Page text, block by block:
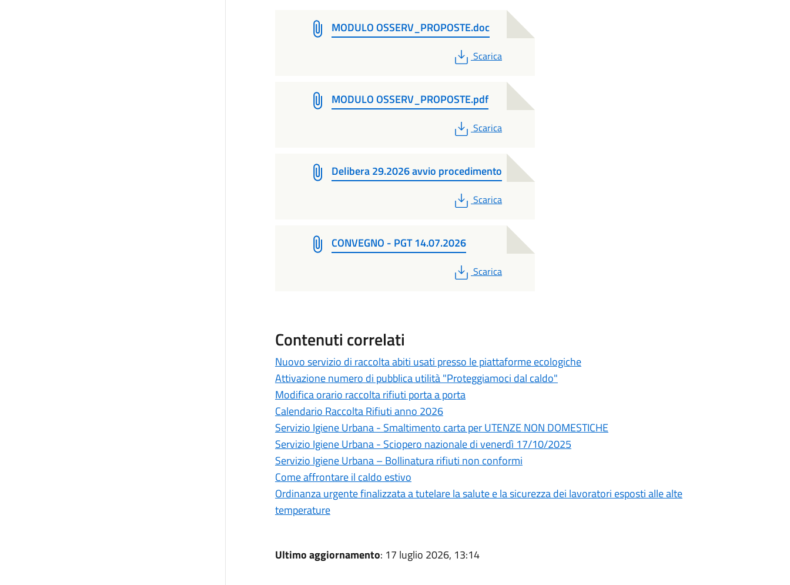
MODULO OSSERV_PROPOSTE.doc
PDF
Scarica
MODULO OSSERV_PROPOSTE.pdf
PDF
Scarica
Delibera 29.2026 avvio procedimento
PDF
Scarica
CONVEGNO - PGT 14.07.2026
PDF
Scarica
Contenuti correlati
Nuovo servizio di raccolta abiti usati presso le piattaforme ecologiche
Attivazione numero di pubblica utilità "Proteggiamoci dal caldo"
Modifica orario raccolta rifiuti porta a porta
Calendario Raccolta Rifiuti anno 2026
Servizio Igiene Urbana - Smaltimento carta per UTENZE NON DOMESTICHE
Servizio Igiene Urbana - Sciopero nazionale di venerdì 17/10/2025
Servizio Igiene Urbana – Bollinatura rifiuti non conformi
Come affrontare il caldo estivo
Ordinanza urgente finalizzata a tutelare la salute e la sicurezza dei lavoratori esposti alle alte
temperature
Ultimo aggiornamento: 17 luglio 2026, 13:14